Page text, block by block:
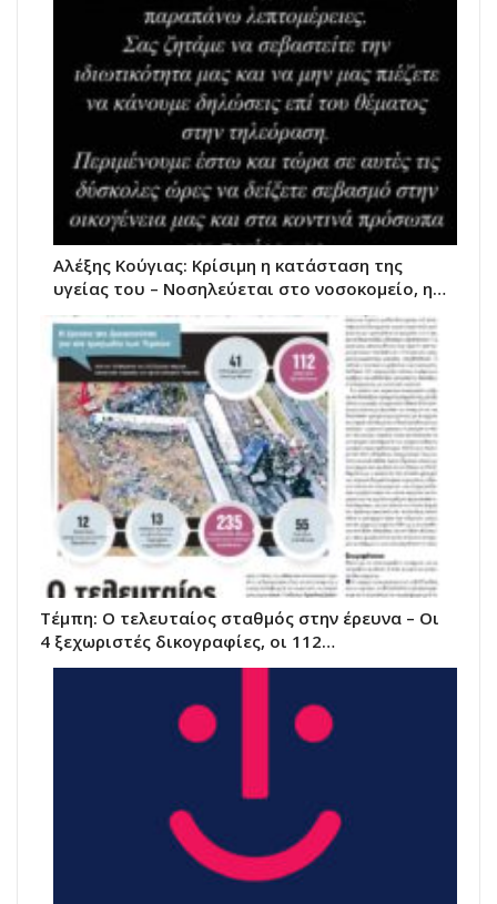
Αλέξης Κούγιας: Κρίσιμη η κατάσταση της
υγείας του – Νοσηλεύεται στο νοσοκομείο, η…
Τέμπη: Ο τελευταίος σταθμός στην έρευνα – Οι
4 ξεχωριστές δικογραφίες, οι 112…